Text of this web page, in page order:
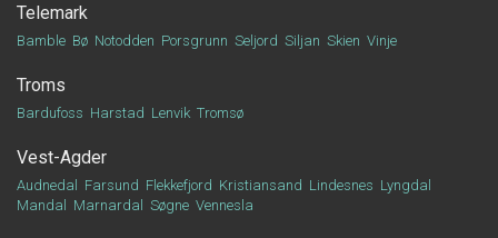
Telemark
Bamble Bø Notodden Porsgrunn Seljord Siljan Skien Vinje
Troms
Bardufoss Harstad Lenvik Tromsø
Vest-Agder
Audnedal Farsund Flekkefjord Kristiansand Lindesnes Lyngdal
Mandal
Marnardal Søgne Vennesla